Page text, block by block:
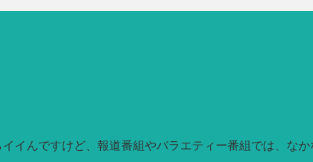
イんですけど、報道番組やバラエティー番組では、なか